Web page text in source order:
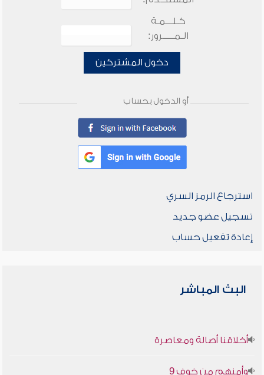
كـلـــمـة
الـمـــــرور:
دخول المشتركين
أو الدخول بحساب
استرجاع الرمز السري
تسجيل عضو جديد
إعادة تفعيل حساب
البث المباشر
أخلاقنا أصالة ومعاصرة
وأمنهم من خوف 9